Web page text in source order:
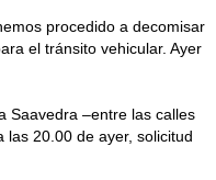
procedido a decomisar
el tránsito vehicular. Ayer
Saavedra –entre las calles
las 20.00 de ayer, solicitud